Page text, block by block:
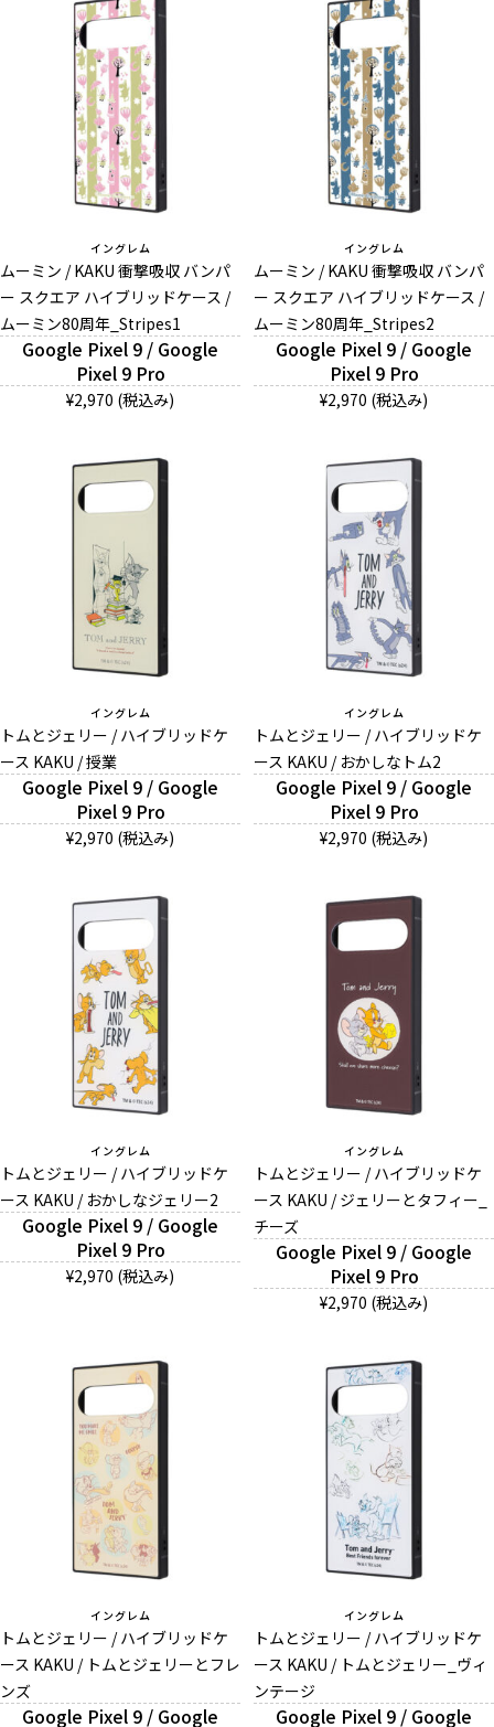
イングレム
ムーミン / KAKU 衝撃吸収 バンパ
ー スクエア ハイブリッドケース /
ムーミン80周年_Stripes1
Google Pixel 9 / Google
Pixel 9 Pro
¥2,970 (税込み)
イングレム
ムーミン / KAKU 衝撃吸収 バンパ
ー スクエア ハイブリッドケース /
ムーミン80周年_Stripes2
Google Pixel 9 / Google
Pixel 9 Pro
¥2,970 (税込み)
イングレム
トムとジェリー / ハイブリッドケ
ース KAKU / 授業
Google Pixel 9 / Google
Pixel 9 Pro
¥2,970 (税込み)
イングレム
トムとジェリー / ハイブリッドケ
ース KAKU / おかしなトム2
Google Pixel 9 / Google
Pixel 9 Pro
¥2,970 (税込み)
イングレム
トムとジェリー / ハイブリッドケ
ース KAKU / おかしなジェリー2
Google Pixel 9 / Google
Pixel 9 Pro
¥2,970 (税込み)
イングレム
トムとジェリー / ハイブリッドケ
ース KAKU / ジェリーとタフィー_
チーズ
Google Pixel 9 / Google
Pixel 9 Pro
¥2,970 (税込み)
イングレム
トムとジェリー / ハイブリッドケ
ース KAKU / トムとジェリーとフレ
ンズ
Google Pixel 9 / Google
イングレム
トムとジェリー / ハイブリッドケ
ース KAKU / トムとジェリー_ヴィ
ンテージ
Google Pixel 9 / Google